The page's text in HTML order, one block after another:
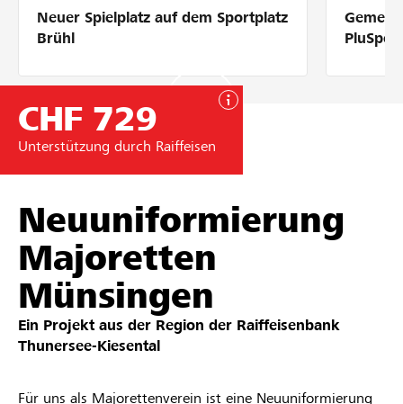
Partner / Raiffeisenbank
Anmelden
DE FR IT
Neuer Spielplatz auf dem Sportplatz
Brühl
CHF 729
Unterstützung durch Raiffeisen
Neuuniformierung
Majoretten
Münsingen
Ein Projekt aus der Region der Raiffeisenbank
Thunersee-Kiesental​
Für uns als Majorettenverein ist eine Neuuniformierung